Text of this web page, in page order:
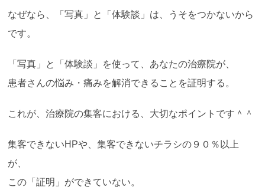
なぜなら、「写真」と「体験談」は、うそをつかないから
です。
「写真」と「体験談」を使って、あなたの治療院が、
患者さんの悩み・痛みを解消できることを証明する。
これが、治療院の集客における、大切なポイントです＾＾
集客できないHPや、集客できないチラシの９０％以上
が、
この「証明」ができていない。